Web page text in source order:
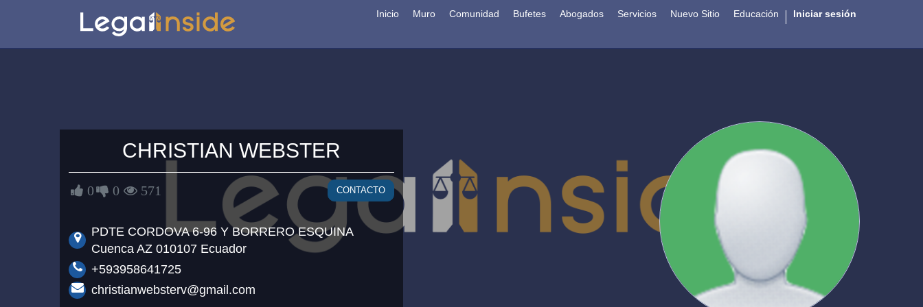
Inicio Muro Comunidad Bufetes Abogados Servicios Nuevo Sitio Educación Iniciar sesión
CHRISTIAN WEBSTER
0 0 571 CONTACTO
PDTE CORDOVA 6-96 Y BORRERO ESQUINA
Cuenca AZ 010107 Ecuador
+593958641725
christianwebsterv@gmail.com